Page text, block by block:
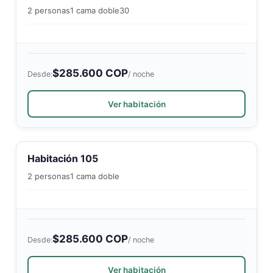
2 personas1 cama doble30
Desde:$285.600 COP/ noche
Ver habitación
Habitación 105
2 personas1 cama doble
Desde:$285.600 COP/ noche
Ver habitación